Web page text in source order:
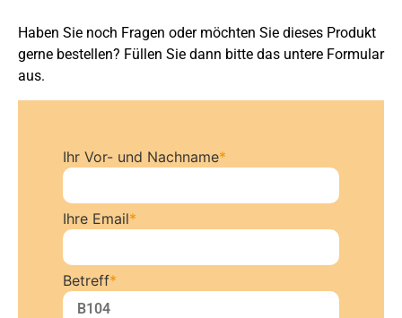
Haben Sie noch Fragen oder möchten Sie dieses Produkt
gerne bestellen? Füllen Sie dann bitte das untere Formular
aus.
Ihr Vor- und Nachname*
Ihre Email*
Betreff*